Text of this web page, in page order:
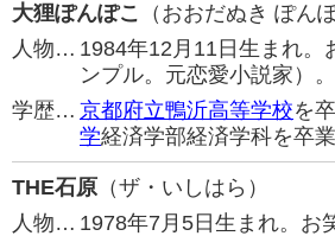
大狸ぽんぽこ （おおだぬき ぽん
人物… 1984年12月11日生まれ。
ンプル。元恋愛小説家）。
学歴… 京都府立鴨沂高等学校を
学経済学部経済学科を卒業
THE石原 （ザ・いしはら）
人物… 1978年7月5日生まれ。お